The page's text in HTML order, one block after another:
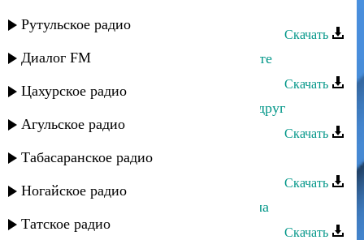
Рутульское радио
Диалог FM
Цахурское радио
Агульское радио
Табасаранское радио
Ногайское радио
Татское радио
Скачать
Патимат Гасанова - Ты есть на свете
Скачать
Патимат Гасанова - Не уходи мой друг
Скачать
Динара Гасанова - Гьаз ву
Скачать
Зарифа Гасанова - Уву ахуз дуфнача
Скачать